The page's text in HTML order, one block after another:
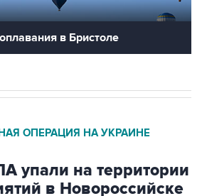
в Бристоле
упали на территории
в Новороссийске
INTERFAX.RU - Обломки